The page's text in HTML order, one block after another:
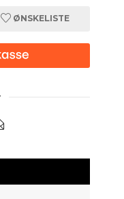
ØNSKELISTE